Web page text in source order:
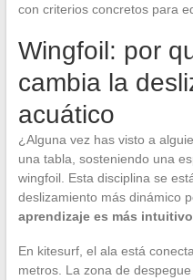
con criterios concretos para
Wingfoil: por
cambia la
acuático
¿Alguna vez has visto a
una tabla, sosteniendo una
wingfoil. Esta disciplina se
deslizamiento más dinámico
aprendizaje es más
En kitesurf, el ala está
metros. La zona de